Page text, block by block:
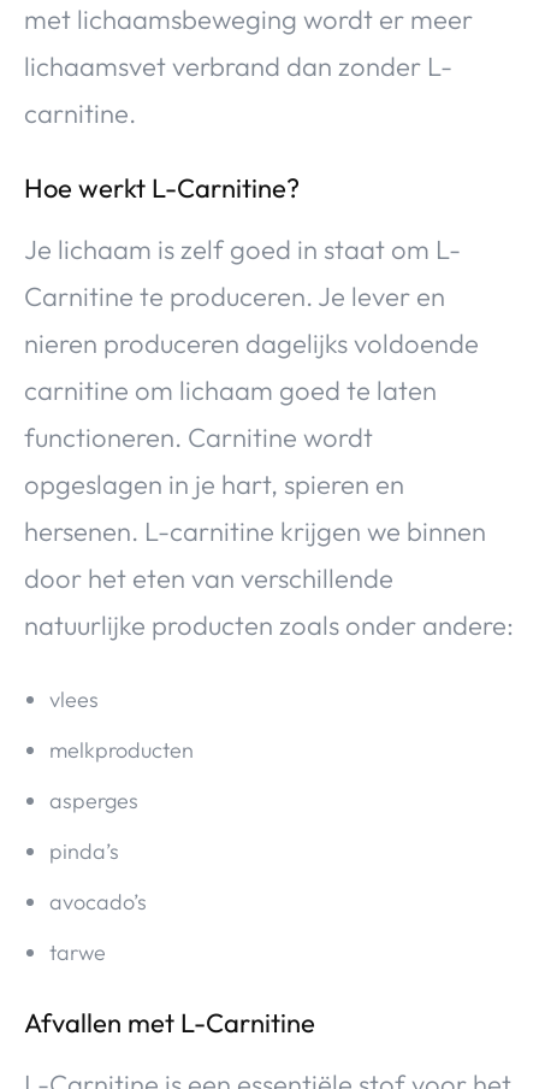
met lichaamsbeweging wordt er meer
lichaamsvet verbrand dan zonder L-
carnitine.
Hoe werkt L-Carnitine?
Je lichaam is zelf goed in staat om L-
Carnitine te produceren. Je lever en
nieren produceren dagelijks voldoende
carnitine om lichaam goed te laten
functioneren. Carnitine wordt
opgeslagen in je hart, spieren en
hersenen. L-carnitine krijgen we binnen
door het eten van verschillende
natuurlijke producten zoals onder andere:
vlees
melkproducten
asperges
pinda’s
avocado’s
tarwe
Afvallen met L-Carnitine